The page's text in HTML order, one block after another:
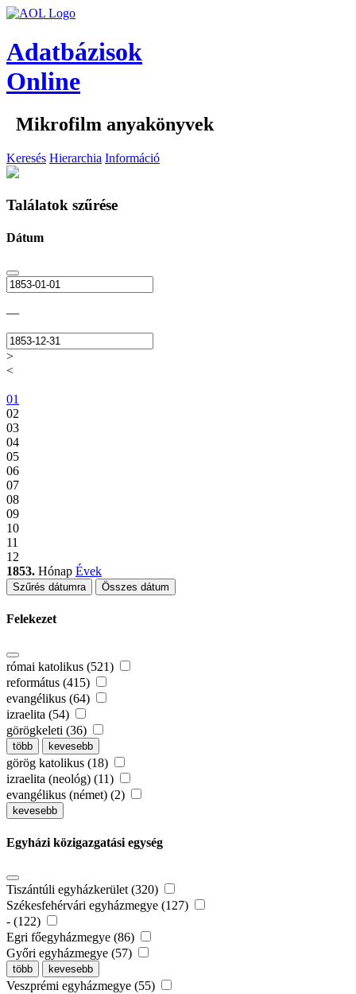
Adatbázisok
Online
Mikrofilm anyakönyvek
Keresés Hierarchia Információ
Találatok szűrése
Dátum
—
>
<
01
02
03
04
05
06
07
08
09
10
11
12
1853. Hónap Évek
Szűrés dátumra Összes dátum
Felekezet
római katolikus (521)
református (415)
evangélikus (64)
izraelita (54)
görögkeleti (36)
több kevesebb
görög katolikus (18)
izraelita (neológ) (11)
evangélikus (német) (2)
kevesebb
Egyházi közigazgatási egység
Tiszántúli egyházkerület (320)
Székesfehérvári egyházmegye (127)
- (122)
Egri főegyházmegye (86)
Győri egyházmegye (57)
több kevesebb
Veszprémi egyházmegye (55)